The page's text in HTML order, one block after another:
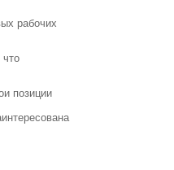
рабочих
что
позиции